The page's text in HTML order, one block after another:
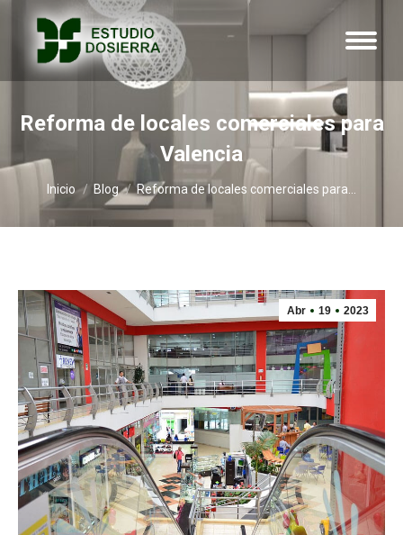
Reforma de locales comerciales para
Valencia
Estás aquí:
Inicio Blog Reforma de locales comerciales para…
Abr 19 2023